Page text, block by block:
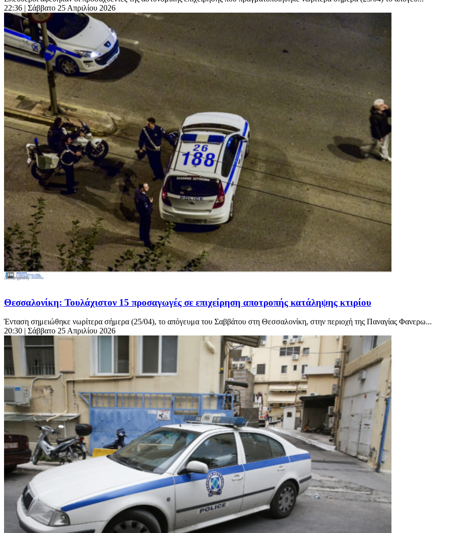
22:36 | Σάββατο 25 Απριλίου 2026
Θεσσαλονίκη: Τουλάχιστον 15 προσαγωγές σε επιχείρηση αποτροπής κατάληψης κτιρίου
Ένταση σημειώθηκε νωρίτερα σήμερα (25/04), το απόγευμα του Σαββάτου στη Θεσσαλονίκη, στην περιοχή της Παναγίας Φανερω...
20:30 | Σάββατο 25 Απριλίου 2026